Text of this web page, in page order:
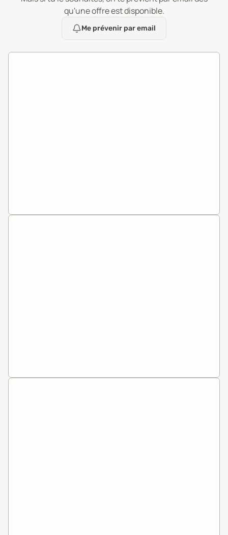
qu'une offre est disponible.
Me prévenir par email